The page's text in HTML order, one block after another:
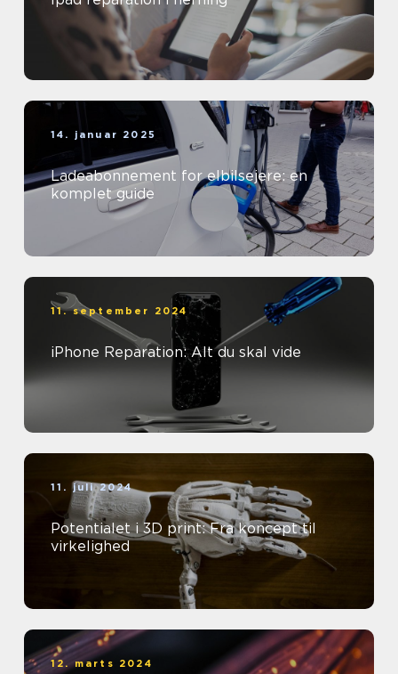
14. januar 2025
Ladeabonnement for elbilsejere: en
komplet guide
11. september 2024
iPhone Reparation: Alt du skal vide
11. juli 2024
Potentialet i 3D print: Fra koncept til
virkelighed
12. marts 2024